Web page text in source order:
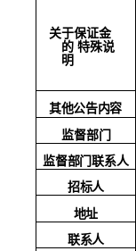
关于保证金
的 特殊说
明
其他公告内容
监督部门
监督部门联系人
招标人
地址
联系人